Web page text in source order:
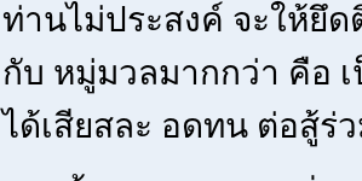
ท่านไม่ประสงค์ จะให้ยึ
กับ หมู่มวลมากกว่า คือ
ได้เสียสละ อดทน ต่อสู้ร่